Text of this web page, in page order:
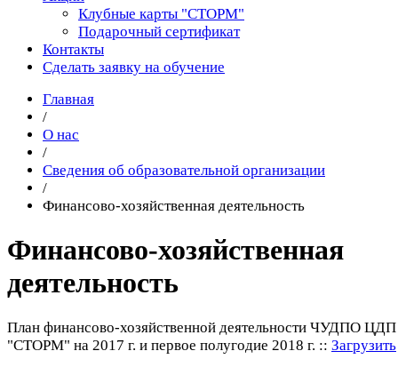
Клубные карты "СТОРМ"
Подарочный сертификат
Контакты
Сделать заявку на обучение
Главная
/
О нас
/
Сведения об образовательной организации
/
Финансово-хозяйственная деятельность
Финансово-хозяйственная
деятельность
План финансово-хозяйственной деятельности ЧУДПО ЦДП
"СТОРМ" на 2017 г. и первое полугодие 2018 г. :: Загрузить